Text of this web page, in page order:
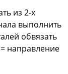
из 2-х
выполнить
обвязать
направление